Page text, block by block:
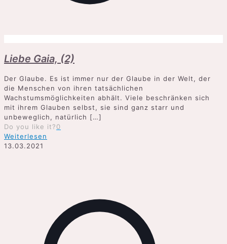
Liebe Gaia, (2)
Der Glaube. Es ist immer nur der Glaube in der Welt, der
die Menschen von ihren tatsächlichen
Wachstumsmöglichkeiten abhält. Viele beschränken sich
mit ihrem Glauben selbst, sie sind ganz starr und
unbeweglich, natürlich […]
Do you like it?0
Weiterlesen
13.03.2021